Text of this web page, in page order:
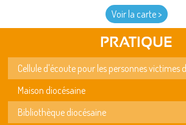
Voir la carte >
PRATIQUE
Cellule d'écoute pour les personnes victimes
Maison diocésaine
Bibliothèque diocésaine